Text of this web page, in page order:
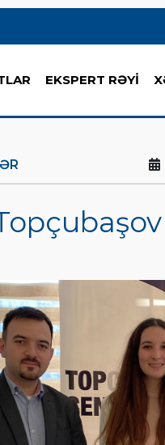
EKSPERT RƏYİ